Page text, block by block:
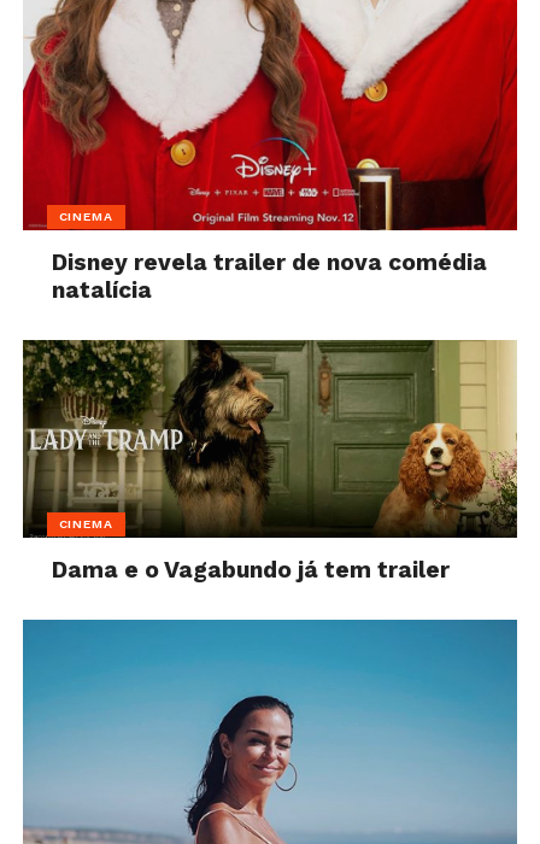
CINEMA
Disney revela trailer de nova comédia
natalícia
CINEMA
Dama e o Vagabundo já tem trailer